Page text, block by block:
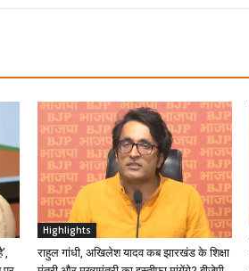
Highlights
राहुल गांधी, अखिलेश यादव कब झारखंड के शिक्षा